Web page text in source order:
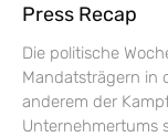
Press Recap
Die politische
Mandatsträgern in
anderem der
Unternehmertums